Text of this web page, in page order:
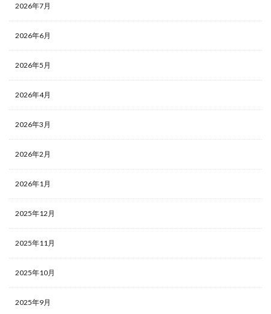
2026年7月
2026年6月
2026年5月
2026年4月
2026年3月
2026年2月
2026年1月
2025年12月
2025年11月
2025年10月
2025年9月